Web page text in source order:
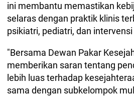
ini membantu memastikan
selaras dengan praktik klinis
psikiatri, pediatri, dan
"Bersama Dewan Pakar
memberikan saran tentang
lebih luas terhadap
sama dengan subkelompok